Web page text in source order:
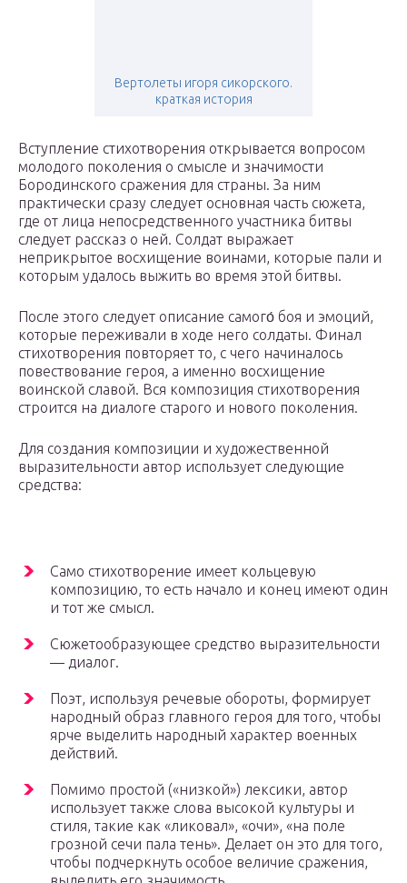
Вертолеты игоря сикорского.
краткая история
Вступление стихотворения открывается вопросом
молодого поколения о смысле и значимости
Бородинского сражения для страны. За ним
практически сразу следует основная часть сюжета,
где от лица непосредственного участника битвы
следует рассказ о ней. Солдат выражает
неприкрытое восхищение воинами, которые пали и
которым удалось выжить во время этой битвы.
После этого следует описание самого́ боя и эмоций,
которые переживали в ходе него солдаты. Финал
стихотворения повторяет то, с чего начиналось
повествование героя, а именно восхищение
воинской славой. Вся композиция стихотворения
строится на диалоге старого и нового поколения.
Для создания композиции и художественной
выразительности автор использует следующие
средства:
Само стихотворение имеет кольцевую
композицию, то есть начало и конец имеют один
и тот же смысл.
Сюжетообразующее средство выразительности
— диалог.
Поэт, используя речевые обороты, формирует
народный образ главного героя для того, чтобы
ярче выделить народный характер военных
действий.
Помимо простой («низкой») лексики, автор
использует также слова высокой культуры и
стиля, такие как «ликовал», «очи», «на поле
грозной сечи пала тень». Делает он это для того,
чтобы подчеркнуть особое величие сражения,